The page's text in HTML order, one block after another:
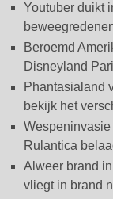
Youtuber duikt
Beroemd
Disneyland
Phantasialand
bekijk het
Rulantica
Alweer brand
vliegt in brand